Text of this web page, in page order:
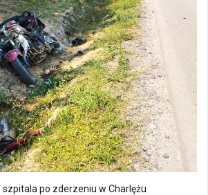
szpitala po zderzeniu w Charlężu